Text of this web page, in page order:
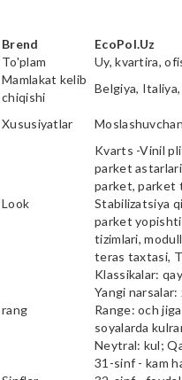
Brend EcoPol.Uz
To'plam
Uy, kvartira,
Mamlakat kelib
chiqishi
Belgiya,
Xususiyatlar
Look
Kvarts -Vinil
parket
parket, parket
Stabilizatsiya
parket
tizimlari,
teras taxtasi,
rang
Klassikalar:
Yangi
Range: och
soyalarda
Neytral: kul;
31-sinf - kam